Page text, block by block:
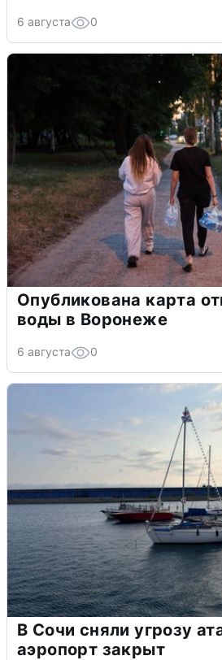
6 августа 0
Опубликована карта
воды в Воронеже
6 августа 0
В Сочи сняли угрозу
аэропорт закрыт